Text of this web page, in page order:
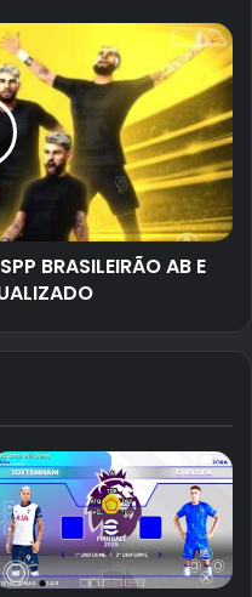
BRASILEIRÃO AB E